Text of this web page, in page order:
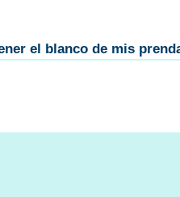
el blanco de mis